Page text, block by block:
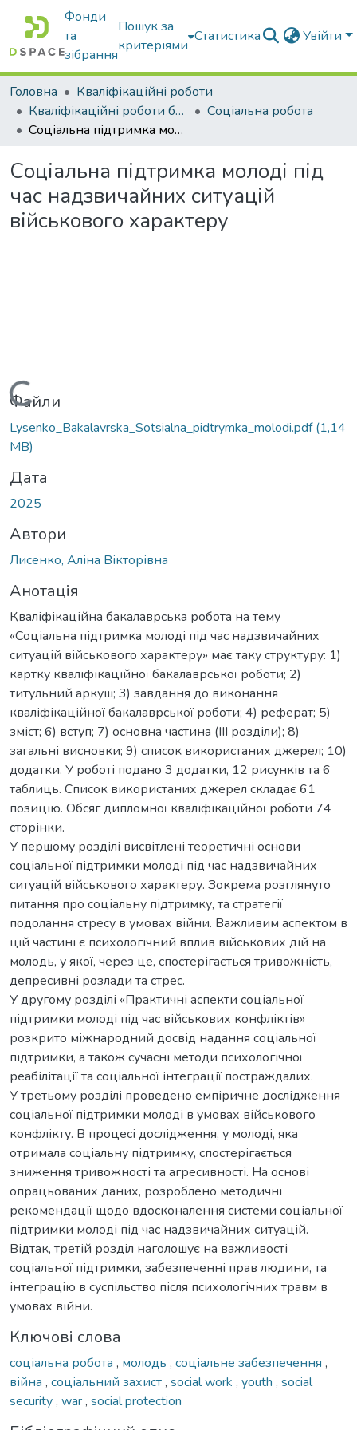
Фонди
та
зібрання
Пошук за
критеріями
Статистика Увійти
Головна
Кваліфікаційні роботи
Кваліфікаційні роботи бакалаврів
Соціальна робота
Соціальна підтримка молоді під час надзвичайних ситуацій військового характеру
Соціальна підтримка молоді під
час надзвичайних ситуацій
військового характеру
Вантажиться...
Файли
Lysenko_Bakalavrska_Sotsialna_pidtrymka_molodi.pdf(1,14
MB)
Дата
2025
Автори
Лисенко, Аліна Вікторівна
Анотація
Кваліфікаційна бакалаврська робота на тему
«Соціальна підтримка молоді під час надзвичайних
ситуацій військового характеру» має таку структуру: 1)
картку кваліфікаційної бакалаврської роботи; 2)
титульний аркуш; 3) завдання до виконання
кваліфікаційної бакалаврської роботи; 4) реферат; 5)
зміст; 6) вступ; 7) основна частина (III розділи); 8)
загальні висновки; 9) список використаних джерел; 10)
додатки. У роботі подано 3 додатки, 12 рисунків та 6
таблиць. Список використаних джерел складає 61
позицію. Обсяг дипломної кваліфікаційної роботи 74
сторінки.
У першому розділі висвітлені теоретичні основи
соціальної підтримки молоді під час надзвичайних
ситуацій військового характеру. Зокрема розглянуто
питання про соціальну підтримку, та стратегії
подолання стресу в умовах війни. Важливим аспектом в
цій частині є психологічний вплив військових дій на
молодь, у якої, через це, спостерігається тривожність,
депресивні розлади та стрес.
У другому розділі «Практичні аспекти соціальної
підтримки молоді під час військових конфліктів»
розкрито міжнародний досвід надання соціальної
підтримки, а також сучасні методи психологічної
реабілітації та соціальної інтеграції постраждалих.
У третьому розділі проведено емпіричне дослідження
соціальної підтримки молоді в умовах військового
конфлікту. В процесі дослідження, у молоді, яка
отримала соціальну підтримку, спостерігається
зниження тривожності та агресивності. На основі
опрацьованих даних, розроблено методичні
рекомендації щодо вдосконалення системи соціальної
підтримки молоді під час надзвичайних ситуацій.
Відтак, третій розділ наголошує на важливості
соціальної підтримки, забезпеченні прав людини, та
інтеграцію в суспільство після психологічних травм в
умовах війни.
Ключові слова
соціальна робота , молодь , соціальне забезпечення ,
війна , соціальний захист, social work , youth , social
security, war, social protection